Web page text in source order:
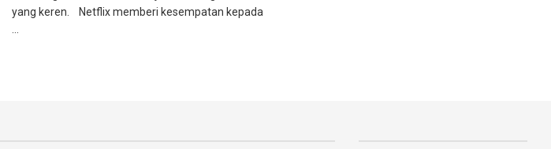
yang keren. Netflix memberi kesempatan kepada